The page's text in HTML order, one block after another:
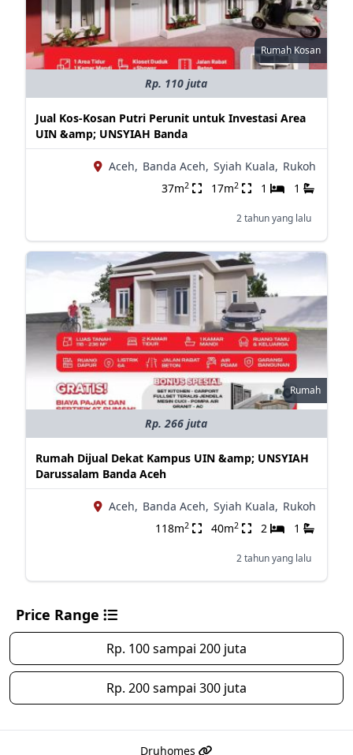
Rumah Kosan
Rp. 110 juta
Jual Kos-Kosan Putri Perunit untuk Investasi Area
UIN &amp; UNSYIAH Banda
Aceh, Banda Aceh, Syiah Kuala, Rukoh
37m2 17m2 1 1
2 tahun yang lalu
Rumah
Rp. 266 juta
Rumah Dijual Dekat Kampus UIN &amp; UNSYIAH
Darussalam Banda Aceh
Aceh, Banda Aceh, Syiah Kuala, Rukoh
118m2 40m2 2 1
2 tahun yang lalu
Price Range
Rp. 100 sampai 200 juta
Rp. 200 sampai 300 juta
Druhomes